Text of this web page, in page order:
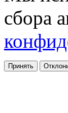
сбора
Принять